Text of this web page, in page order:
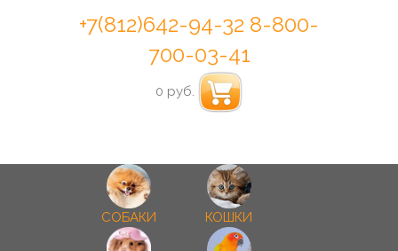
+7(812)642-94-32 8-800-
700-03-41
0 руб.
СОБАКИ КОШКИ